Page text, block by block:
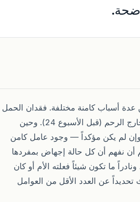
أسباب كامنة مختلفة. فقدان الحمل
هو انتهاء الحمل تلقائياً قبل أن يتمكن الجنين من العيش خارج الرحم (قبل الأسبوع 24). وحين
وإن لم يكن مؤكداً — وجود عامل كامن
نفهم أن كل حالة إجهاض بمفردها
ما تكون شيئاً فعلته الأم أو كان
تحديداً عن العدد الأقل من العوامل